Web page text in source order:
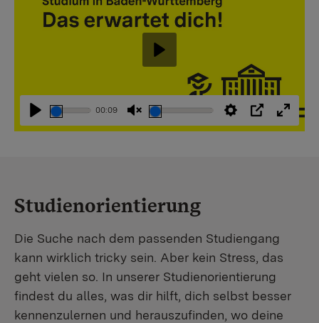
Abspielen
00:09
StummschaltungEinstellungen
PIP
Abspielen
Studienorientierung
Die Suche nach dem passenden Studiengang
kann wirklich tricky sein. Aber kein Stress, das
geht vielen so. In unserer Studienorientierung
findest du alles, was dir hilft, dich selbst besser
kennenzulernen und herauszufinden, wo deine